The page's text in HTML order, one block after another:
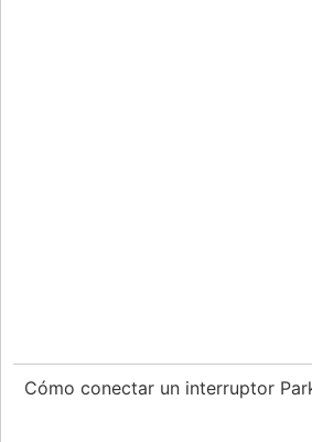
Cómo conectar un interruptor